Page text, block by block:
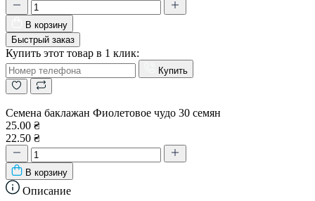
В корзину
Быстрый заказ
Купить этот товар в 1 клик:
Купить
Семена баклажан Фиолетовое чудо 30 семян
25.00 ₴
22.50 ₴
В корзину
Описание